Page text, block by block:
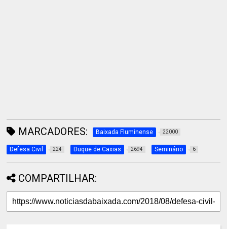
MARCADORES: Baixada Fluminense 22000
Defesa Civil 224 Duque de Caxias 2694 Seminário 6
COMPARTILHAR: